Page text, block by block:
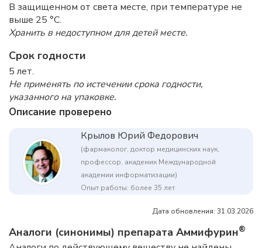
В защищенном от света месте, при температуре не
выше 25 °C.
Хранить в недоступном для детей месте.
Срок годности
5 лет.
Не применять по истечении срока годности,
указанного на упаковке.
Описание проверено
Крылов Юрий Федорович
(фармаколог, доктор медицинских наук,
профессор, академик Международной
академии информатизации)
Опыт работы: более 35 лет
Дата обновления: 31.03.2026
Аналоги (синонимы) препарата Аммифурин®